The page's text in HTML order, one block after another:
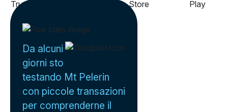
Da alcuni
giorni sto
testando Mt Pelerin
con piccole transazioni
per comprenderne il